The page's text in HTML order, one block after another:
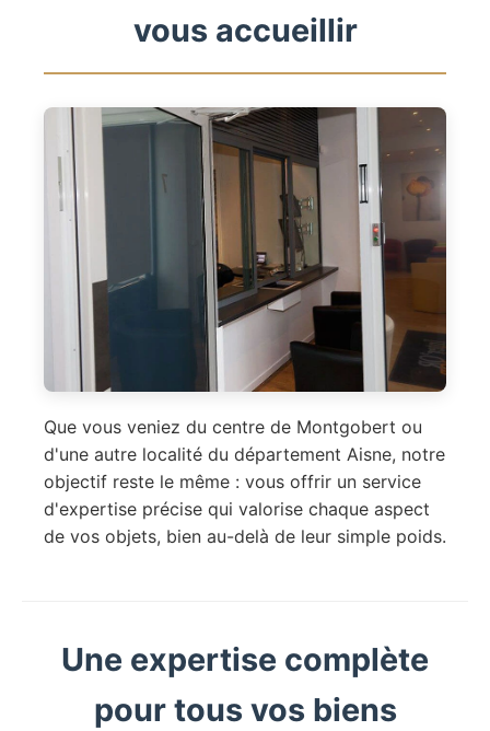
vous accueillir
Que vous veniez du centre de Montgobert ou
d'une autre localité du département Aisne, notre
objectif reste le même : vous offrir un service
d'expertise précise qui valorise chaque aspect
de vos objets, bien au-delà de leur simple poids.
Une expertise complète
pour tous vos biens